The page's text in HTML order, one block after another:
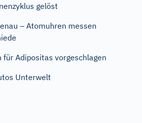
gelöst
– Atomuhren messen
für Adipositas vorgeschlagen
Unterwelt